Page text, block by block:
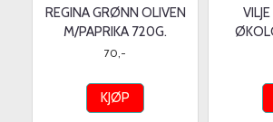
REGINA GRØNN OLIVEN
M/PAPRIKA 720G.
70,-
KJØP